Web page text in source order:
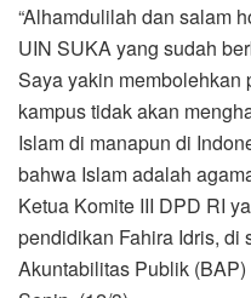
“Alhamdulilah dan salam
UIN SUKA yang sudah
Saya yakin membolehkan
kampus tidak akan
Islam di manapun di
bahwa Islam adalah
Ketua Komite III DPD RI
pendidikan Fahira Idris, di
Akuntabilitas Publik